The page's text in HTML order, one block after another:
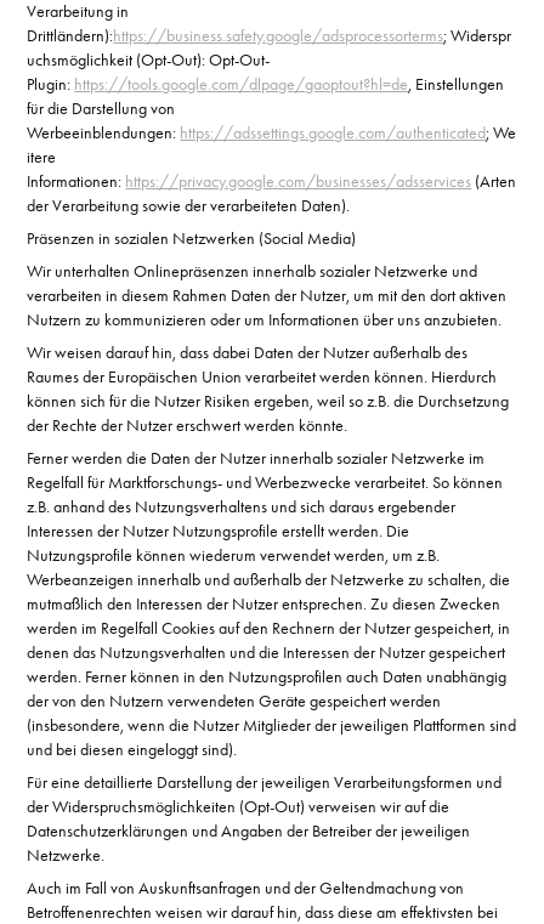
Verarbeitung in
Drittländern):https://business.safety.google/adsprocessorterms; Widerspr
uchsmöglichkeit (Opt-Out): Opt-Out-
Plugin: https://tools.google.com/dlpage/gaoptout?hl=de, Einstellungen
für die Darstellung von
Werbeeinblendungen: https://adssettings.google.com/authenticated; We
itere
Informationen: https://privacy.google.com/businesses/adsservices (Arten
der Verarbeitung sowie der verarbeiteten Daten).
Präsenzen in sozialen Netzwerken (Social Media)
Wir unterhalten Onlinepräsenzen innerhalb sozialer Netzwerke und
verarbeiten in diesem Rahmen Daten der Nutzer, um mit den dort aktiven
Nutzern zu kommunizieren oder um Informationen über uns anzubieten.
Wir weisen darauf hin, dass dabei Daten der Nutzer außerhalb des
Raumes der Europäischen Union verarbeitet werden können. Hierdurch
können sich für die Nutzer Risiken ergeben, weil so z.B. die Durchsetzung
der Rechte der Nutzer erschwert werden könnte.
Ferner werden die Daten der Nutzer innerhalb sozialer Netzwerke im
Regelfall für Marktforschungs- und Werbezwecke verarbeitet. So können
z.B. anhand des Nutzungsverhaltens und sich daraus ergebender
Interessen der Nutzer Nutzungsprofile erstellt werden. Die
Nutzungsprofile können wiederum verwendet werden, um z.B.
Werbeanzeigen innerhalb und außerhalb der Netzwerke zu schalten, die
mutmaßlich den Interessen der Nutzer entsprechen. Zu diesen Zwecken
werden im Regelfall Cookies auf den Rechnern der Nutzer gespeichert, in
denen das Nutzungsverhalten und die Interessen der Nutzer gespeichert
werden. Ferner können in den Nutzungsprofilen auch Daten unabhängig
der von den Nutzern verwendeten Geräte gespeichert werden
(insbesondere, wenn die Nutzer Mitglieder der jeweiligen Plattformen sind
und bei diesen eingeloggt sind).
Für eine detaillierte Darstellung der jeweiligen Verarbeitungsformen und
der Widerspruchsmöglichkeiten (Opt-Out) verweisen wir auf die
Datenschutzerklärungen und Angaben der Betreiber der jeweiligen
Netzwerke.
Auch im Fall von Auskunftsanfragen und der Geltendmachung von
Betroffenenrechten weisen wir darauf hin, dass diese am effektivsten bei